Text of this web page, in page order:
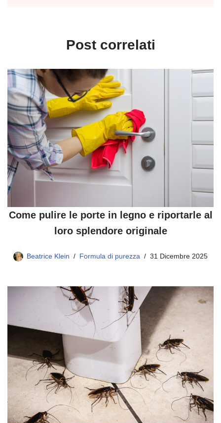
Post correlati
Come pulire le porte in legno e riportarle al
loro splendore originale
Beatrice Klein Formula di purezza 31 Dicembre 2025